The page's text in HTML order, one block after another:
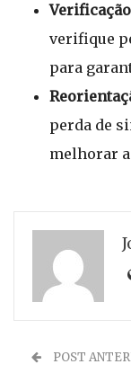
verifique
para
perda de
melhorar
POST